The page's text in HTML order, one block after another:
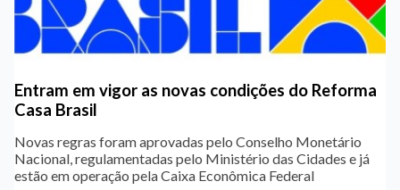
Entram em vigor as novas condições do Reforma
Casa Brasil
Novas regras foram aprovadas pelo Conselho Monetário
Nacional, regulamentadas pelo Ministério das Cidades e já
estão em operação pela Caixa Econômica Federal